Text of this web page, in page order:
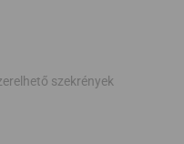
szekrények